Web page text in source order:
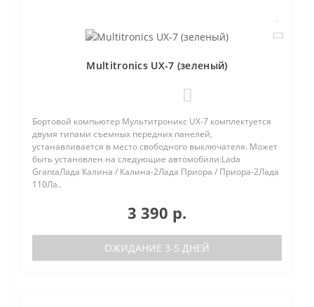
Multitronics UX-7 (зеленый)
Бортовой компьютер Мультитроникс UX-7 комплектуется
двумя типами съемных передних панелей,
устанавливается в место свободного выключателя. Может
быть установлен на следующие автомобили:Lada
GrantaЛада Калина / Калина-2Лада Приора / Приора-2Лада
110Ла..
3 390 р.
ОЖИДАНИЕ 3-5 ДНЕЙ